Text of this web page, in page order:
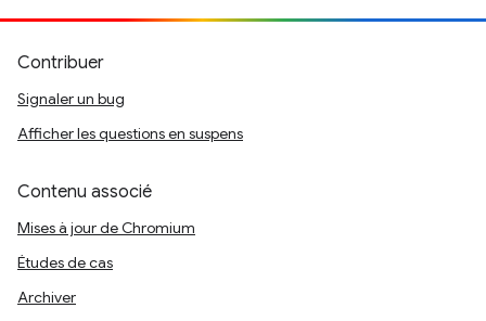
Contribuer
Signaler un bug
Afficher les questions en suspens
Contenu associé
Mises à jour de Chromium
Études de cas
Archiver